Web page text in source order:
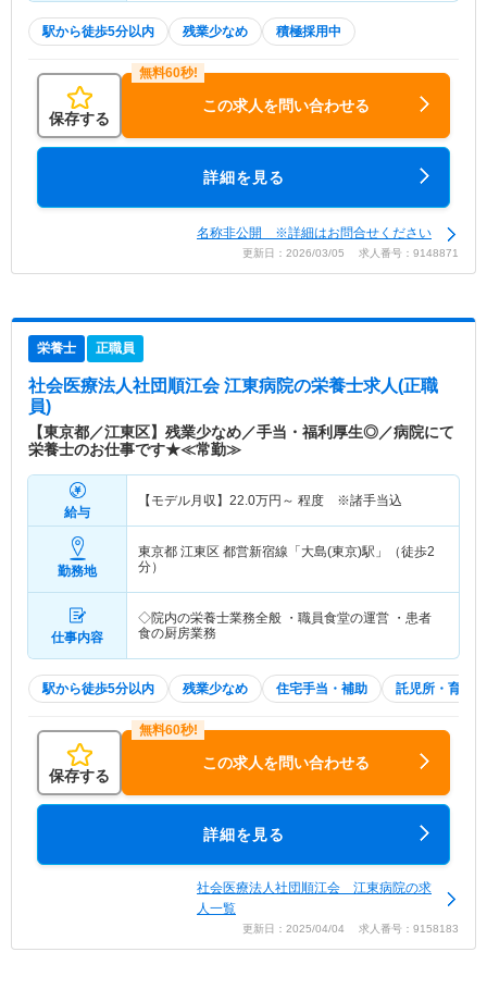
駅から徒歩5分以内 残業少なめ 積極採用中
保存する
この求人を問い合わせる
詳細を見る
名称非公開 ※詳細はお問合せください
更新日：2026/03/05 求人番号：9148871
栄養士 正職員
社会医療法人社団順江会 江東病院の栄養士求人(正職
員)
【東京都／江東区】残業少なめ／手当・福利厚生◎／病院にて
栄養士のお仕事です★≪常勤≫
給与
【モデル月収】 22.0万円～ 程度 ※諸手当込
勤務地
東京都 江東区 都営新宿線「大島(東京)駅」（徒歩2
分）
仕事内容
◇院内の栄養士業務全般 ・職員食堂の運営 ・患者
食の厨房業務
駅から徒歩5分以内 残業少なめ 住宅手当・補助 託児所・育児
保存する
この求人を問い合わせる
詳細を見る
社会医療法人社団順江会 江東病院の求
人一覧
更新日：2025/04/04 求人番号：9158183